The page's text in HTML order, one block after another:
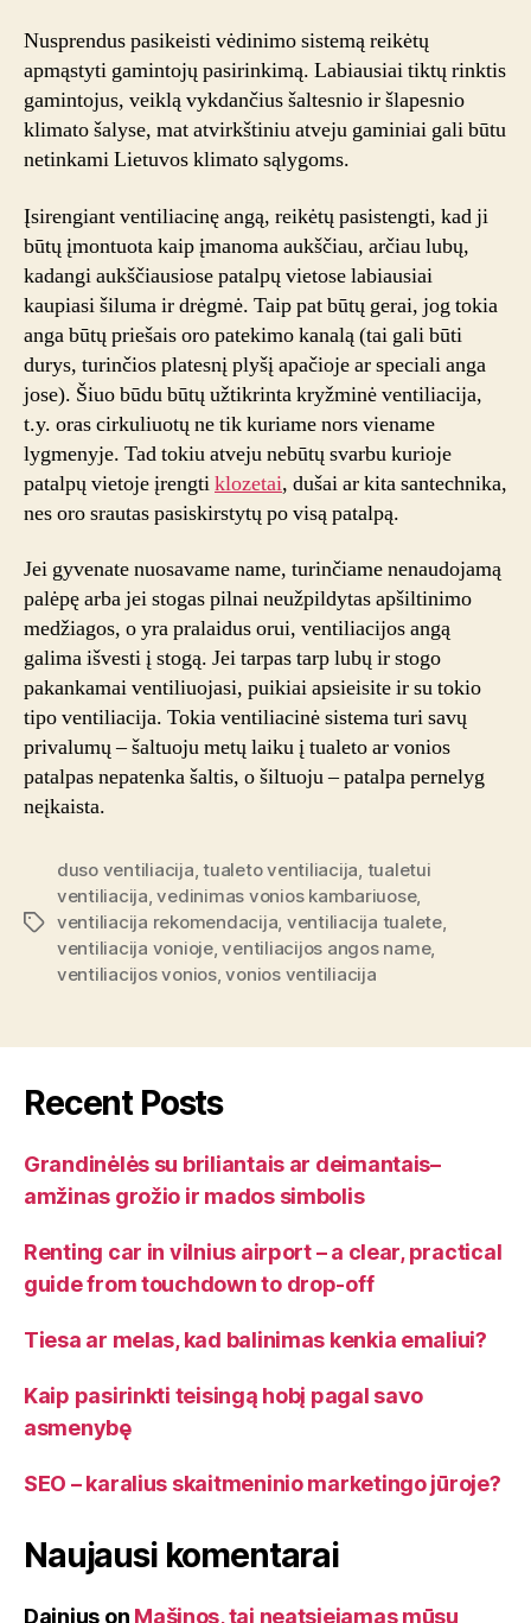
Nusprendus pasikeisti vėdinimo sistemą reikėtų
apmąstyti gamintojų pasirinkimą. Labiausiai tiktų rinktis
gamintojus, veiklą vykdančius šaltesnio ir šlapesnio
klimato šalyse, mat atvirkštiniu atveju gaminiai gali būtu
netinkami Lietuvos klimato sąlygoms.
Įsirengiant ventiliacinę angą, reikėtų pasistengti, kad ji
būtų įmontuota kaip įmanoma aukščiau, arčiau lubų,
kadangi aukščiausiose patalpų vietose labiausiai
kaupiasi šiluma ir drėgmė. Taip pat būtų gerai, jog tokia
anga būtų priešais oro patekimo kanalą (tai gali būti
durys, turinčios platesnį plyšį apačioje ar speciali anga
jose). Šiuo būdu būtų užtikrinta kryžminė ventiliacija,
t.y. oras cirkuliuotų ne tik kuriame nors viename
lygmenyje. Tad tokiu atveju nebūtų svarbu kurioje
patalpų vietoje įrengtiklozetai, dušai ar kita santechnika,
nes oro srautas pasiskirstytų po visą patalpą.
Jei gyvenate nuosavame name, turinčiame nenaudojamą
palėpę arba jei stogas pilnai neužpildytas apšiltinimo
medžiagos, o yra pralaidus orui, ventiliacijos angą
galima išvesti į stogą. Jei tarpas tarp lubų ir stogo
pakankamai ventiliuojasi, puikiai apsieisite ir su tokio
tipo ventiliacija. Tokia ventiliacinė sistema turi savų
privalumų – šaltuoju metų laiku į tualeto ar vonios
patalpas nepatenka šaltis, o šiltuoju – patalpa pernelyg
neįkaista.
Tags
duso ventiliacija,tualeto ventiliacija, tualetui
ventiliacija,vedinimas vonios kambariuose,
ventiliacija rekomendacija, ventiliacija tualete,
ventiliacija vonioje,ventiliacijos angos name,
ventiliacijos vonios,vonios ventiliacija
Recent Posts
Grandinėlės su briliantais ar deimantais–
amžinas grožio ir mados simbolis
Renting car in vilnius airport – a clear, practical
guide from touchdown to drop-off
Tiesa ar melas, kad balinimas kenkia emaliui?
Kaip pasirinkti teisingą hobį pagal savo
asmenybę
SEO – karalius skaitmeninio marketingo jūroje?
Naujausi komentarai
Dainius on Mašinos, tai neatsiejamas mūsų